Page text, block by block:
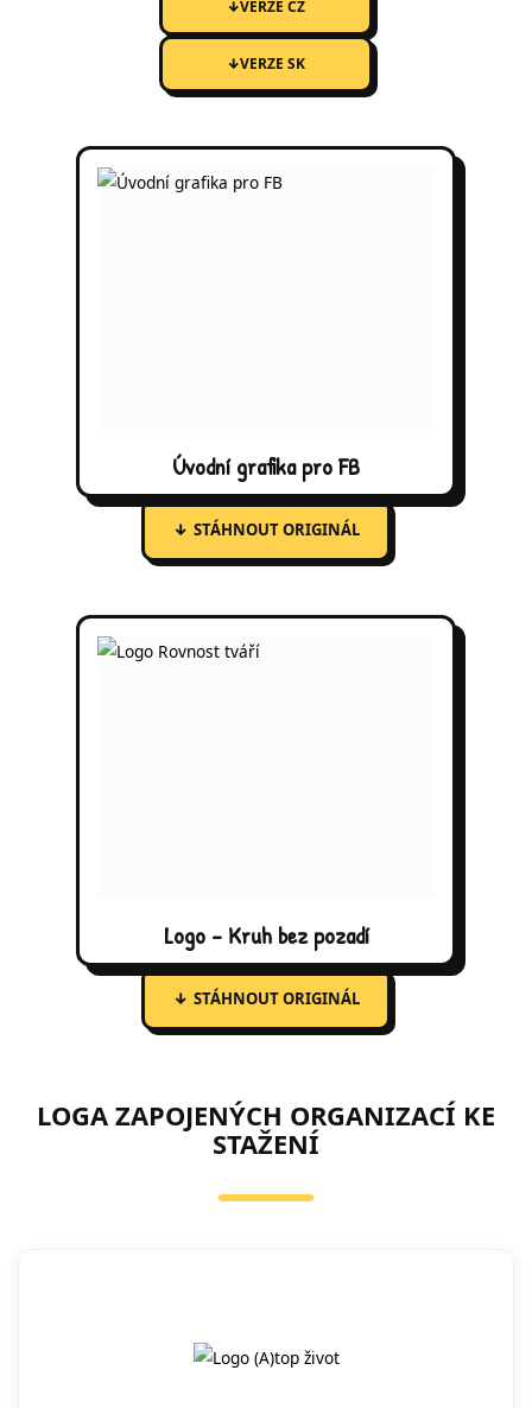
↓VERZE CZ
↓VERZE SK
Úvodní grafika pro FB
↓ STÁHNOUT ORIGINÁL
Logo - Kruh bez pozadí
↓ STÁHNOUT ORIGINÁL
LOGA ZAPOJENÝCH ORGANIZACÍ KE
STAŽENÍ